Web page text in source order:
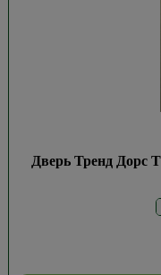
Дверь Тренд Дорс